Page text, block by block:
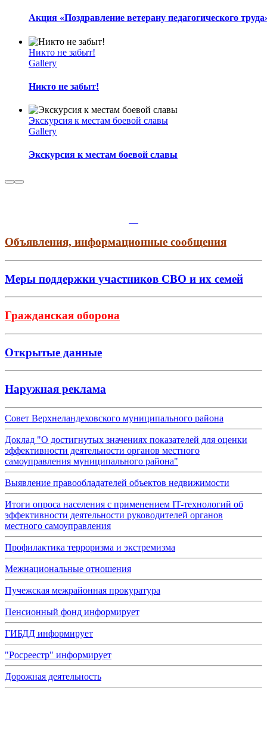
Акция «Поздравление ветерану педагогического
Никто не забыт!
Gallery
Никто не забыт!
Экскурсия к местам боевой славы
Gallery
Экскурсия к местам боевой славы
Объявления, информационные сообщения
Меры поддержки участников СВО и их семей
Гражданская оборона
Открытые данные
Наружная реклама
Совет Верхнеландеховского муниципального района
Доклад "О достигнутых значениях показателей для оценки
эффективности деятельности органов местного
самоуправления муниципального района"
Выявление правообладателей объектов недвижимости
Итоги опроса населения с применением IT-технологий об
эффективности деятельности руководителей органов
местного самоуправления
Профилактика терроризма и экстремизма
Межнациональные отношения
Пучежская межрайонная прокуратура
Пенсионный фонд информирует
ГИБДД информирует
"Росреестр" информирует
Дорожная деятельность